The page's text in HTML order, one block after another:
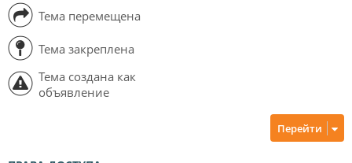
Тема перемещена
Тема закреплена
Тема создана как
объявление
Перейти